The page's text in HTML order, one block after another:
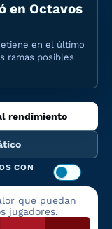
en Octavos
en el último
ramas posibles
rendimiento
CON
que puedan
jugadores.